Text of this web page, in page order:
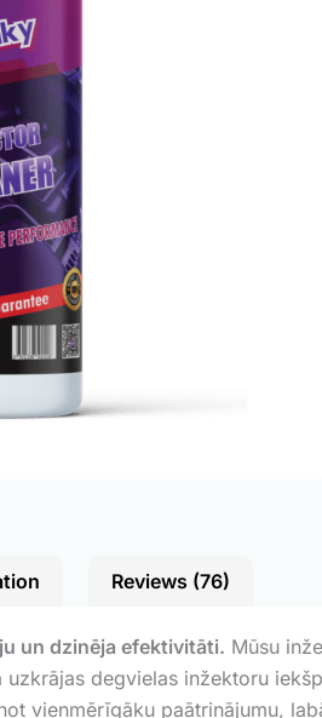
Reviews (76)
un dzinēja efektivitāti. Mūsu
degvielas inžektoru
vienmērīgāku paātrinājumu,